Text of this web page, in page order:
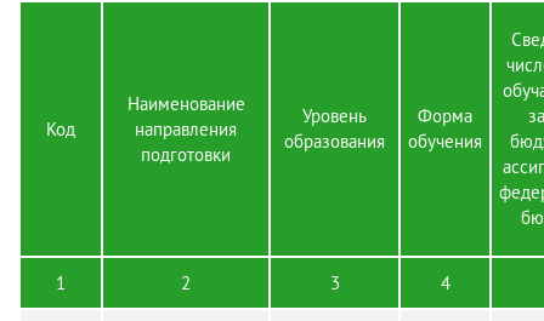
Код
Наименование
направления
подготовки
Уровень
образования
Форма
обучения
1 2 3 4